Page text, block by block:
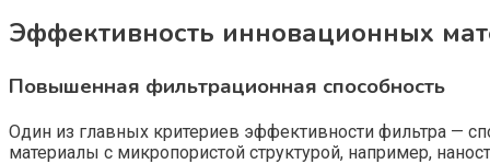
Эффективность инновационных
Повышенная фильтрационная способность
Один из главных критериев эффективности фильтра —
материалы с микропористой структурой, например,